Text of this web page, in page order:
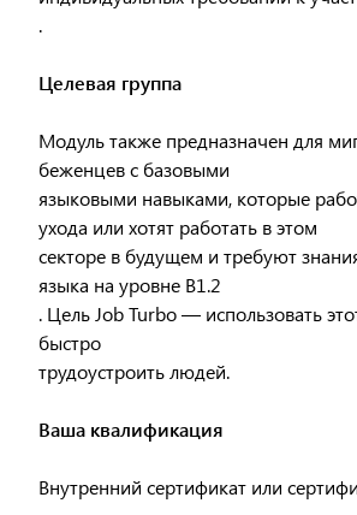
.
Целевая группа
Модуль также предназначен для
беженцев с базовыми
языковыми навыками, которые
ухода или хотят работать в этом
секторе в будущем и требуют
языка на уровне B1.2
. Цель Job Turbo — использовать
быстро
трудоустроить людей.
Ваша квалификация
Внутренний сертификат или